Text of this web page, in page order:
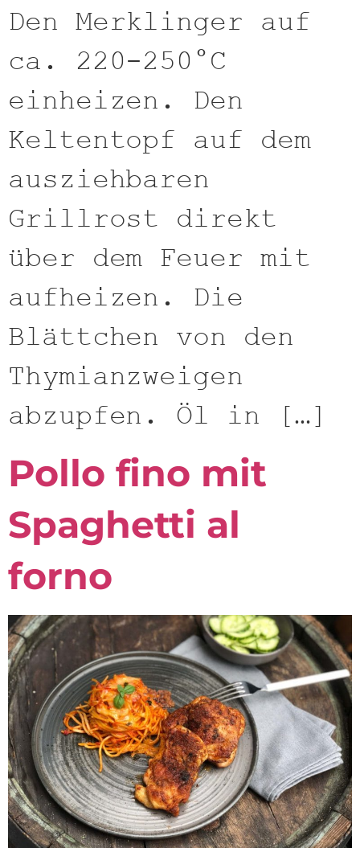
Den Merklinger auf
ca. 220-250°C
einheizen. Den
Keltentopf auf dem
ausziehbaren
Grillrost direkt
über dem Feuer mit
aufheizen. Die
Blättchen von den
Thymianzweigen
abzupfen. Öl in […]
Pollo fino mit
Spaghetti al
forno